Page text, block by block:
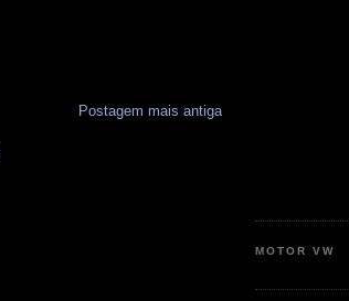
Postagem mais antiga
MOTOR VW